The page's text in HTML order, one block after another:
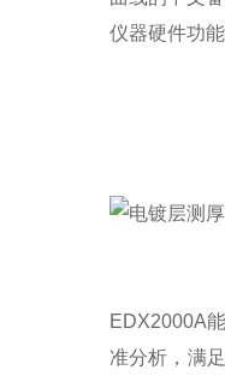
仪器硬件功
EDX2000A
准分析，满